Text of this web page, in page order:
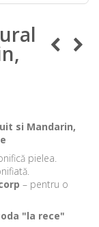
si Mandarin,
pielea.
– pentru o
"la rece"